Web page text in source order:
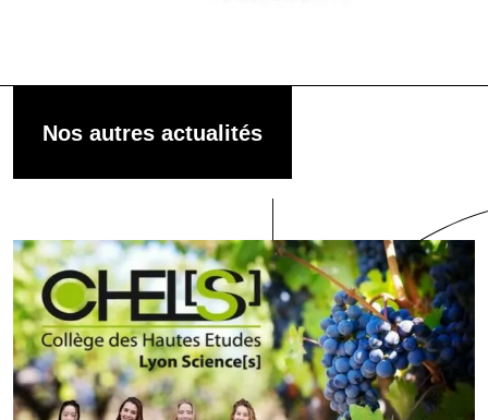
Nos autres actualités